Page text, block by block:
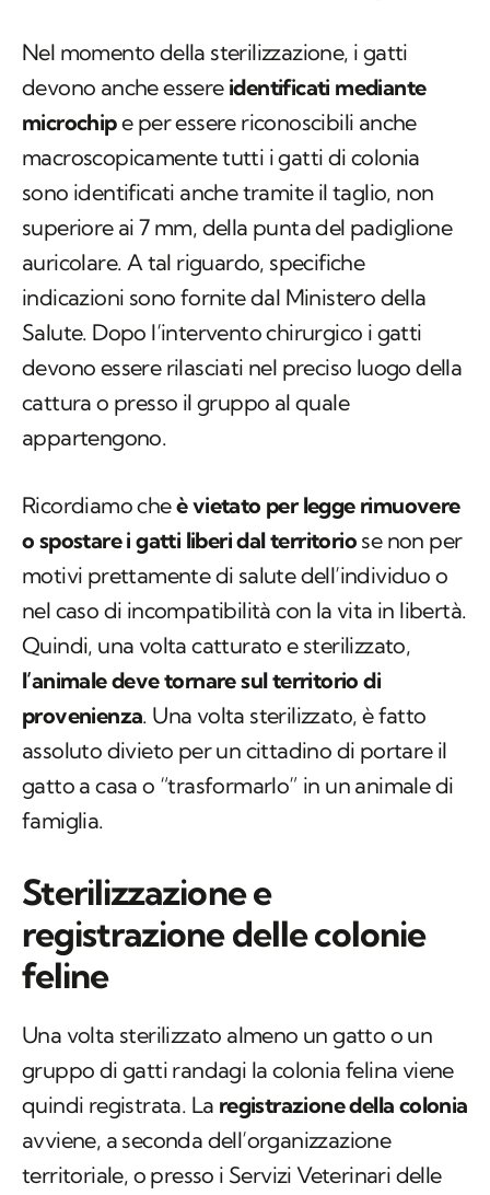
Nel momento della sterilizzazione, i gatti
devono anche essere identificati mediante
microchipe per essere riconoscibili anche
macroscopicamente tutti i gatti di colonia
sono identificati anche tramite il taglio, non
superiore ai 7 mm, della punta del padiglione
auricolare. A tal riguardo, specifiche
indicazioni sono fornite dal Ministero della
Salute. Dopo l’intervento chirurgico i gatti
devono essere rilasciati nel preciso luogo della
cattura o presso il gruppo al quale
appartengono.
Ricordiamo cheè vietato per legge rimuovere
o spostare i gatti liberi dal territorio se non per
motivi prettamente di salute dell’individuo o
nel caso di incompatibilità con la vita in libertà.
Quindi, una volta catturato e sterilizzato,
l’animale deve tornare sul territorio di
provenienza. Una volta sterilizzato, è fatto
assoluto divieto per un cittadino di portare il
gatto a casa o “trasformarlo” in un animale di
famiglia.
Sterilizzazione e
registrazione delle colonie
feline
Una volta sterilizzato almeno un gatto o un
gruppo di gatti randagi la colonia felina viene
quindi registrata. La registrazione della colonia
avviene, a seconda dell’organizzazione
territoriale, o presso i Servizi Veterinari delle